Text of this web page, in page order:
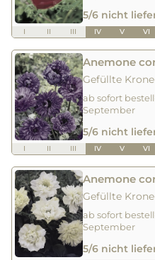
5/6 nicht
I II III IV V VI
Anemone
Gefüllte
ab sofort
September
5/6 nicht
I II III IV V VI
Anemone
Gefüllte
ab sofort
September
5/6 nicht